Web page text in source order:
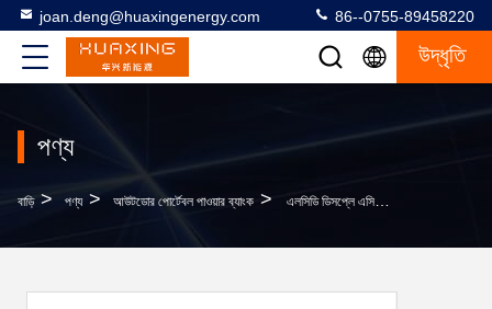
joan.deng@huaxingenergy.com 86--0755-89458220
উদ্ধৃতি
পণ্য
বাড়ি > পণ্য > আউটডোর পোর্টেবল পাওয়ার ব্যাংক > এলসিডি ডিসপ্লে এসি আউটপুট 220V 50Hz বহিরঙ্গন পোর্টেবল পাওয়ার ব্যাংক